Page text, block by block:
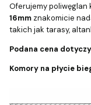
Oferujemy poliwęglan
16mm znakomicie
takich jak tarasy,
Podana cena
Komory na płycie